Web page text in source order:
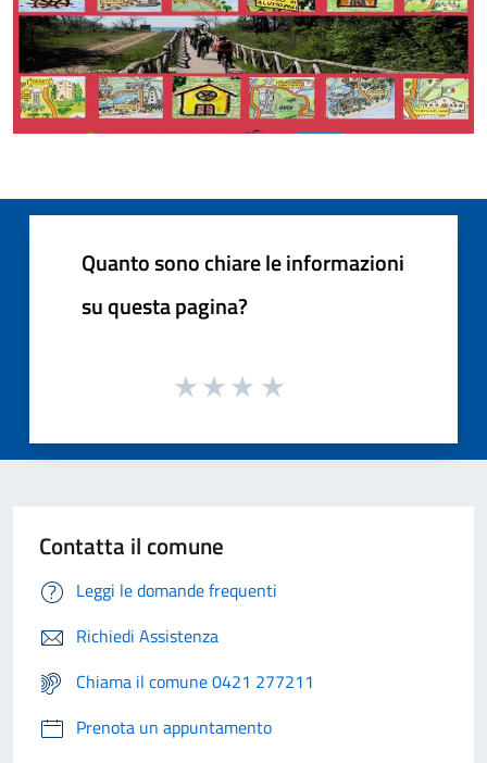
Quanto sono chiare le informazioni
su questa pagina?
Contatta il comune
Leggi le domande frequenti
Richiedi Assistenza
Chiama il comune 0421 277211
Prenota un appuntamento